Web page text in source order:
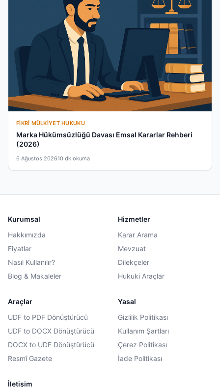
FIKRI MÜLKIYET HUKUKU
Marka Hükümsüzlüğü Davası Emsal Kararlar Rehberi
(2026)
6 Ağustos 202610 dk okuma
Kurumsal
Hakkımızda
Fiyatlar
Nasıl Kullanılır?
Blog & Makaleler
Hizmetler
Karar Arama
Mevzuat
Dilekçeler
Hukuki Araçlar
Araçlar
UDF to PDF Dönüştürücü
UDF to DOCX Dönüştürücü
DOCX to UDF Dönüştürücü
Resmî Gazete
Yasal
Gizlilik Politikası
Kullanım Şartları
Çerez Politikası
İade Politikası
İletişim